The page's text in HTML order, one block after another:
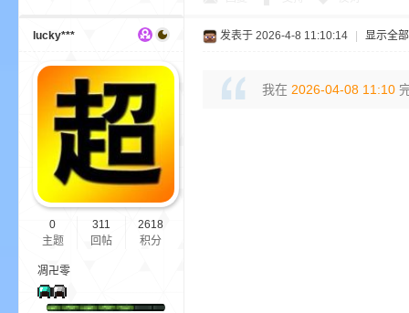
lucky***
0
主题
311
回帖
2618
积分
凋卍零
发表于 2026-4-8 11:10:14 显示全
我在 2026-04-08 11:10